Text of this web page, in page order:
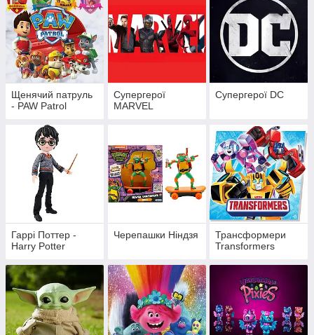
Щенячий патруль
- PAW Patrol
Супергерої
MARVEL
Супергерої DC
Гаррі Поттер -
Harry Potter
Черепашки Ніндзя
Трансформери
Transformers